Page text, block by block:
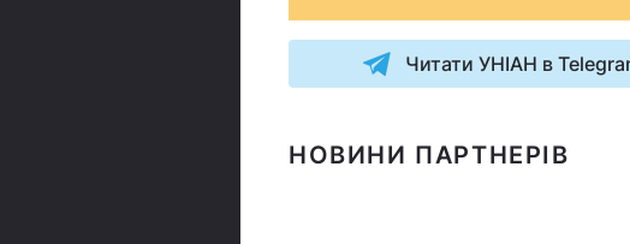
Читати УНІАН в
НОВИНИ ПАРТНЕРІВ